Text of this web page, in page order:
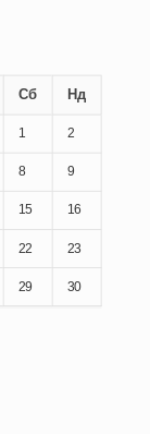
Сб Нд
1 2
8 9
15 16
22 23
29 30